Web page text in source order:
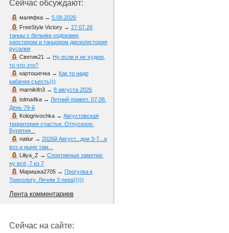
Сейчас обсуждают:
маляфка → 5.08.2026
FreeStyle Victory → 27.07.26
танцы с белыми ходоками,
хипстером и танцором диско/история
русалки
Светик21 → Ну если я не худею,
то что это?
картошечка → Как то надо
кабачки съесть)))
marnikifn3 → 8 августа 2026
tolma4ka → Летний привет. 07.08.
День 79-й
Kologrivochka → Августовская
территория счастья. Отпускное.
Бурятия...
natiur → 2026й Август...дни 3-7...а
воз и ныне там...
Liliya_Z → Спортивные заметки:
ну всё, 7 из 7
Маришка2705 → Прогулка к
Трихологу. Лечим 3 пера)))))
Лента комментариев
Сейчас на сайте: